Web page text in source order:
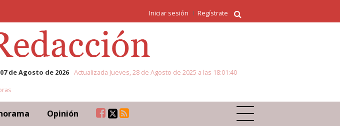
Iniciar sesión Regístrate
de Agosto de 2026 Actualizada Jueves, 28 de Agosto de 2025 a las 18:01:40
Opinión